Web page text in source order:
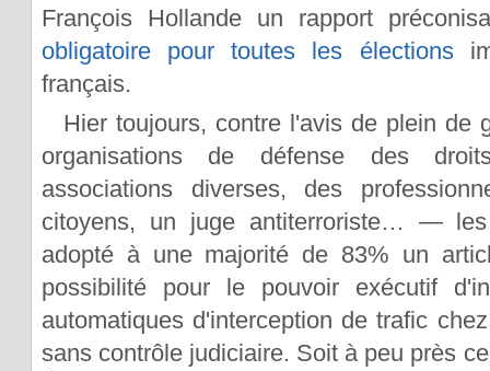
François Hollande un rapport
obligatoire pour toutes les élections
français.
Hier toujours, contre l'avis de plein de
organisations de défense des
associations diverses, des
citoyens, un juge antiterroriste… —
adopté à une majorité de 83% un
possibilité pour le pouvoir exécutif
automatiques d'interception de trafic
sans contrôle judiciaire. Soit à peu près